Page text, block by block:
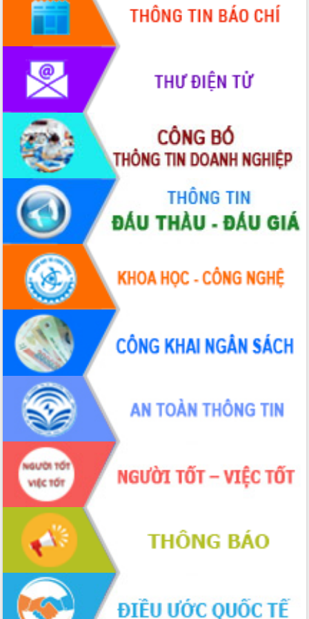
Hòn Yến phát triển du lịch gắn với bảo
tồn biển
Lấy ý kiến điều chỉnh Quy hoạch tỉnh
Đắk Lắk thời kỳ 2021-2030, tầm nhìn
đến năm 2050
Phát động chiến dịch 30 ngày đêm
giải phóng mặt bằng Tuyến đường bộ
Đắk Lắk nỗ lực thúc đẩy tăng trưởng
kinh tế từ 10% trở lên trong Quý
II/2026
Đắk Lắk ký kết thỏa thuận hợp tác về
chuyển đổi số giai đoạn 2026 – 2030
với Tập đoàn Bưu chính Viễn thông
Việt Nam
Thứ trưởng Bộ Y tế làm việc với tỉnh
Đắk Lắk về phát triển nhân lực y tế
cho trạm y tế cấp xã
Du lịch Đắk Lắk nâng tầm trải nghiệm
du khách thông qua Hệ thống cơ sở dữ
liệu và Bản đồ số
Tập huấn ứng dụng trí tuệ nhân tạo (AI)
trong thương mại điện tử năm 2026
Đoàn đại biểu Quốc hội tỉnh Đắk Lắk
trao đổi thông tin trước Kỳ họp thứ
nhất, Quốc hội khóa XVI
Quyết liệt cải cách hành chính, khơi
thông nguồn lực phát triển
Nâng cao hiệu lực, hiệu quả HĐND
tỉnh thông qua hiện đại hóa hành chính
Xã Ea Phê gắn cải cách hành chính với
chuyển đổi số
Phó Chủ tịch Thường trực UBND tỉnh
Hồ Thị Nguyên Thảo làm việc tại Trung
tâm Phục vụ hành chính công xã Ea
Phê
Xây dựng nền hành chính số đồng
hành cùng nông dân dân, doanh nghiệp
Giai đoạn 2026-2030, Đắk Lắk phấn
đấu có 77% xã đạt chuẩn nông thôn
mới